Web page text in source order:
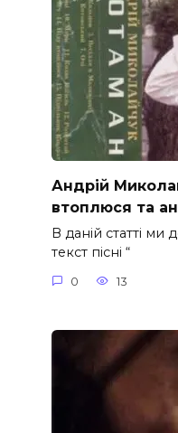
Андрій
втоплюся та
В даній статті
текст пісні “
0 13